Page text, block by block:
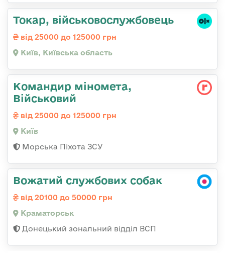
Токар, військовослужбовець
від 25000 до 125000 грн
Київ, Київська область
Командир міномета,
Військовий
від 25000 до 125000 грн
Київ
Морська Піхота ЗСУ
Вожатий службових собак
від 20100 до 50000 грн
Краматорськ
Донецький зональний відділ ВСП